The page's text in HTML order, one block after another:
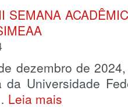
SEMANA
dezembro de
da Universidade
Leia mais